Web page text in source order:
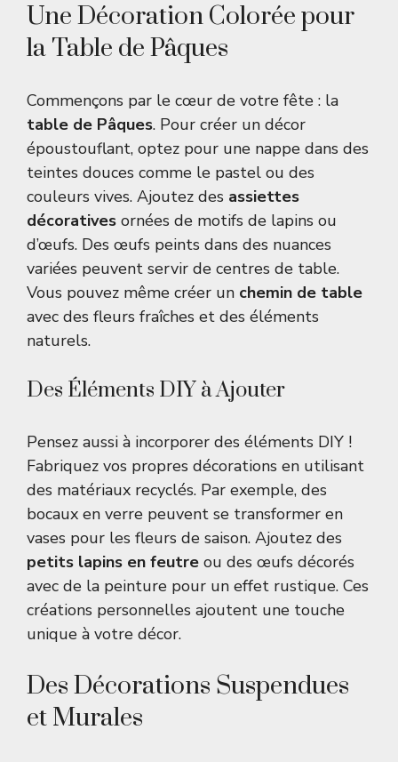
Une Décoration Colorée pour
la Table de Pâques
Commençons par le cœur de votre fête : la
table de Pâques. Pour créer un décor
époustouflant, optez pour une nappe dans des
teintes douces comme le pastel ou des
couleurs vives. Ajoutez des assiettes
décoratives ornées de motifs de lapins ou
d’œufs. Des œufs peints dans des nuances
variées peuvent servir de centres de table.
Vous pouvez même créer un chemin de table
avec des fleurs fraîches et des éléments
naturels.
Des Éléments DIY à Ajouter
Pensez aussi à incorporer des éléments DIY !
Fabriquez vos propres décorations en utilisant
des matériaux recyclés. Par exemple, des
bocaux en verre peuvent se transformer en
vases pour les fleurs de saison. Ajoutez des
petits lapins en feutre ou des œufs décorés
avec de la peinture pour un effet rustique. Ces
créations personnelles ajoutent une touche
unique à votre décor.
Des Décorations Suspendues
et Murales